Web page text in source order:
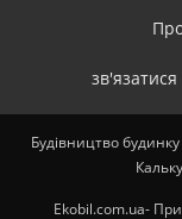
Будівництво будинку
Ekobil.com.ua-